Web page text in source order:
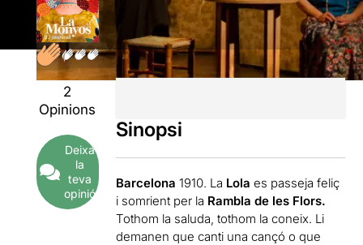
2
Opinions
Deixa
la
teva
opinió
Sinopsi
Barcelona 1910. La Lola es passeja feliç
i somrient per la Rambla de les Flors.
Tothom la saluda, tothom la coneix. Li
demanen que canti una cançó o que